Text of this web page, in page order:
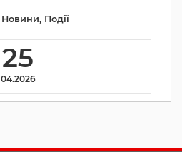
25
04.2026
Новини, Події